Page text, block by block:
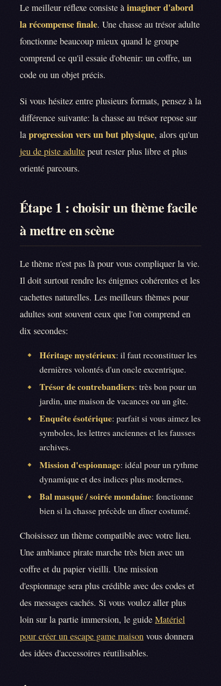
Le meilleur réflexe consiste à imaginer d'abord
la récompense finale. Une chasse au trésor adulte
fonctionne beaucoup mieux quand le groupe
comprend ce qu'il essaie d'obtenir: un coffre, un
code ou un objet précis.
Si vous hésitez entre plusieurs formats, pensez à la
différence suivante: la chasse au trésor repose sur
la progression vers un but physique, alors qu'un
jeu de piste adulte peut rester plus libre et plus
orienté parcours.
Étape 1 : choisir un thème facile
à mettre en scène
Le thème n'est pas là pour vous compliquer la vie.
Il doit surtout rendre les énigmes cohérentes et les
cachettes naturelles. Les meilleurs thèmes pour
adultes sont souvent ceux que l'on comprend en
dix secondes:
◆ Héritage mystérieux: il faut reconstituer les
dernières volontés d'un oncle excentrique.
◆ Trésor de contrebandiers: très bon pour un
jardin, une maison de vacances ou un gîte.
◆ Enquête ésotérique: parfait si vous aimez les
symboles, les lettres anciennes et les fausses
archives.
◆ Mission d'espionnage: idéal pour un rythme
dynamique et des indices plus modernes.
◆ Bal masqué / soirée mondaine: fonctionne
bien si la chasse précède un dîner costumé.
Choisissez un thème compatible avec votre lieu.
Une ambiance pirate marche très bien avec un
coffre et du papier vieilli. Une mission
d'espionnage sera plus crédible avec des codes et
des messages cachés. Si vous voulez aller plus
loin sur la partie immersion, le guide Matériel
pour créer un escape game maison vous donnera
des idées d'accessoires réutilisables.